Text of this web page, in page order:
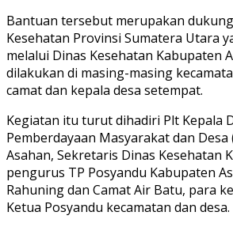
Bantuan tersebut merupakan
Kesehatan Provinsi Sumatera Utara
melalui Dinas Kesehatan Kabupaten
dilakukan di masing-masing
camat dan kepala desa setempat.
Kegiatan itu turut dihadiri Plt Kepala
Pemberdayaan Masyarakat dan
Asahan, Sekretaris Dinas Kesehatan
pengurus TP Posyandu Kabupaten
Rahuning dan Camat Air Batu, para
Ketua Posyandu kecamatan dan desa.